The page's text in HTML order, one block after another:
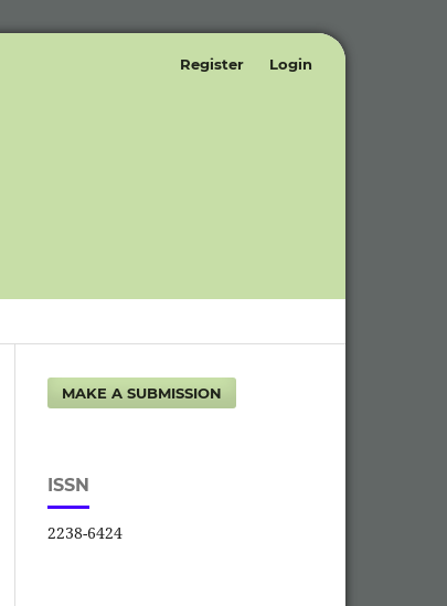
Register Login
MAKE A SUBMISSION
ISSN
2238-6424